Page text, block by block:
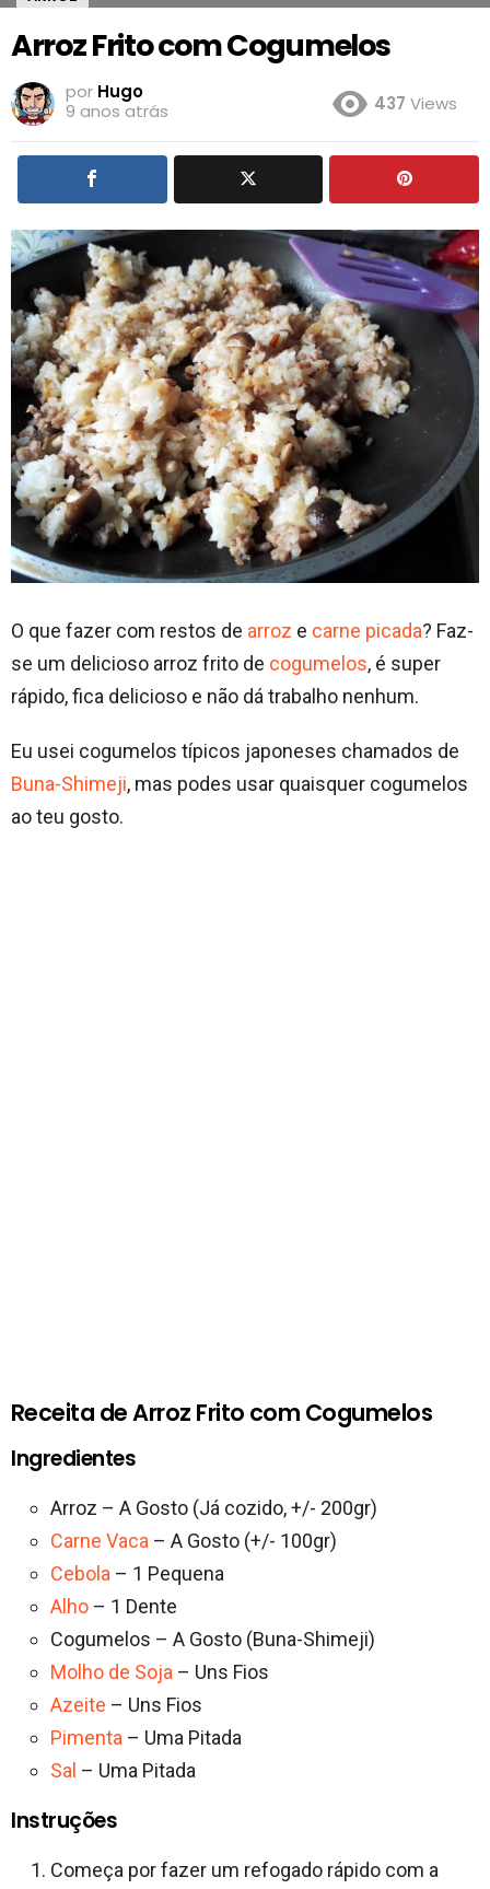
Arroz Frito com Cogumelos
por Hugo
9 anos atrás
437 Views
O que fazer com restos de arroz e carne picada? Faz-
se um delicioso arroz frito de cogumelos, é super
rápido, fica delicioso e não dá trabalho nenhum.
Eu usei cogumelos típicos japoneses chamados de
Buna-Shimeji, mas podes usar quaisquer cogumelos
ao teu gosto.
Receita de Arroz Frito com Cogumelos
Ingredientes
Arroz – A Gosto (Já cozido, +/- 200gr)
Carne Vaca – A Gosto (+/- 100gr)
Cebola – 1 Pequena
Alho – 1 Dente
Cogumelos – A Gosto (Buna-Shimeji)
Molho de Soja – Uns Fios
Azeite – Uns Fios
Pimenta – Uma Pitada
Sal – Uma Pitada
Instruções
Começa por fazer um refogado rápido com a